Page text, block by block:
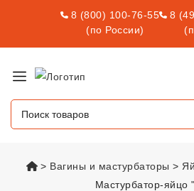
8 (800) 100-76-55
(по России)
8
vsexshop.ru
Вагины и мастурбаторы
Мастурбатор-яйцо